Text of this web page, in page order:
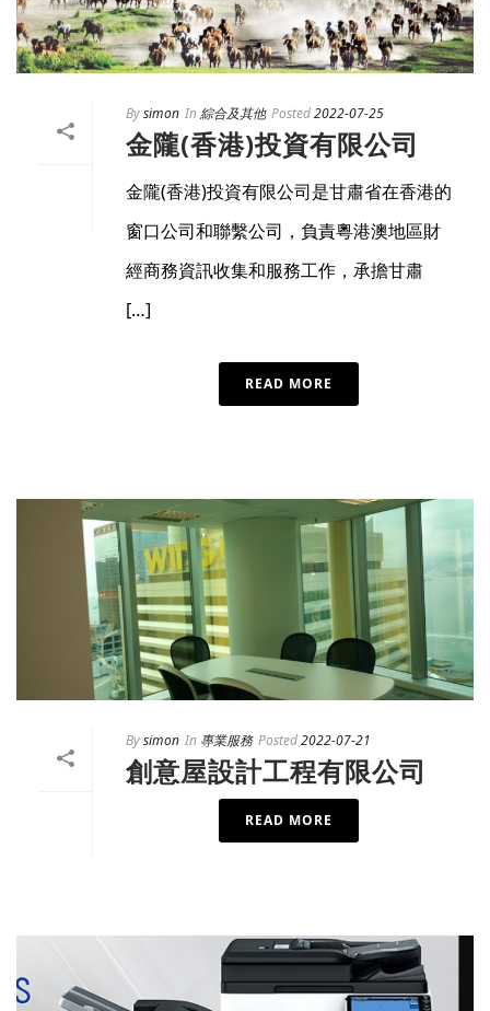
Bysimon In綜合及其他 Posted2022-07-25
金隴(香港)投資有限公司
金隴(香港)投資有限公司是甘肅省在香港的
窗口公司和聯繫公司，負責粵港澳地區財
經商務資訊收集和服務工作，承擔甘肅
[…]
READ MORE
Bysimon In專業服務 Posted2022-07-21
創意屋設計工程有限公司
READ MORE